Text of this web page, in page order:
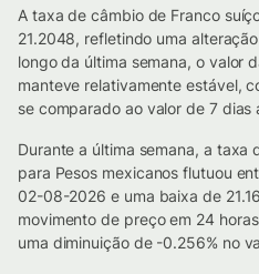
A taxa de câmbio de Franco
21.2048, refletindo uma
longo da última semana, o valor
manteve relativamente estável,
se comparado ao valor de 7 dias
Durante a última semana, a taxa
para Pesos mexicanos flutuou
02-08-2026 e uma baixa de
movimento de preço em 24
uma diminuição de -0.256% no